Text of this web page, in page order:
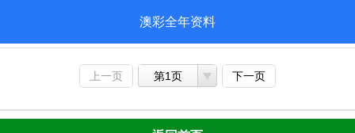
澳彩全年资料
上一页 第1页 下一页